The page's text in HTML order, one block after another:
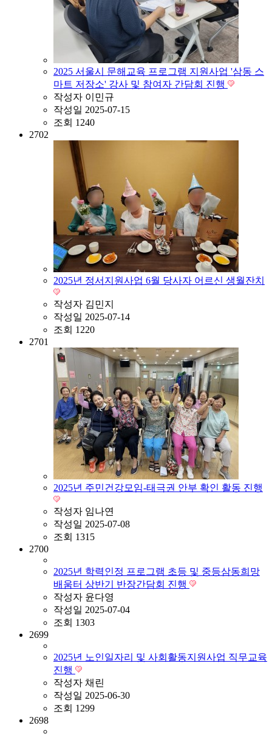
2025 서울시 문해교육 프로그램 지원사업 '삼동 스
마트 저장소' 강사 및 참여자 간담회 진행
작성자 이민규
작성일 2025-07-15
조회 1240
2702
2025년 정서지원사업 6월 당사자 어르신 생월잔치
작성자 김민지
작성일 2025-07-14
조회 1220
2701
2025년 주민건강모임-태극권 안부 확인 활동 진행
작성자 임나연
작성일 2025-07-08
조회 1315
2700
2025년 학력인정 프로그램 초등 및 중등삼동희망
배움터 상반기 반장간담회 진행
작성자 윤다영
작성일 2025-07-04
조회 1303
2699
2025년 노인일자리 및 사회활동지원사업 직무교육
진행
작성자 채린
작성일 2025-06-30
조회 1299
2698